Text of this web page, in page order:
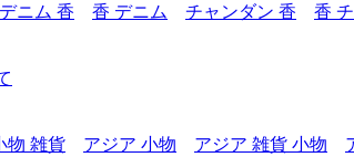
デニム 香 香 デニム チャンダン 香 香
物 雑貨 アジア 小物 アジア 雑貨 小物